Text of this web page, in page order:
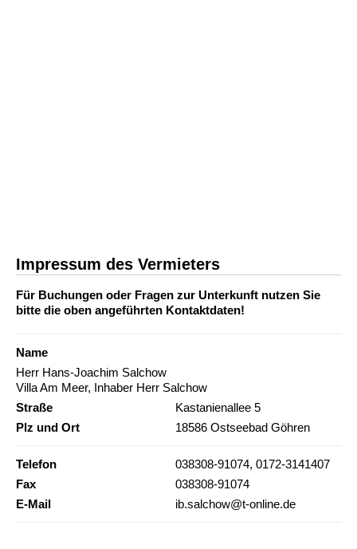
Impressum des Vermieters
Für Buchungen oder Fragen zur Unterkunft nutzen Sie
bitte die oben angeführten Kontaktdaten!
Name
Herr Hans-Joachim Salchow
Villa Am Meer, Inhaber Herr Salchow
Straße
Kastanienallee 5
Plz und Ort
18586 Ostseebad Göhren
Telefon
038308-91074, 0172-3141407
Fax
038308-91074
E-Mail
ib.salchow@t-online.de